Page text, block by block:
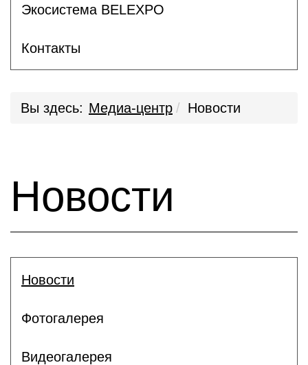
Экосистема BELEXPO
Контакты
Вы здесь: Медиа-центр Новости
Новости
Новости
Фотогалерея
Видеогалерея